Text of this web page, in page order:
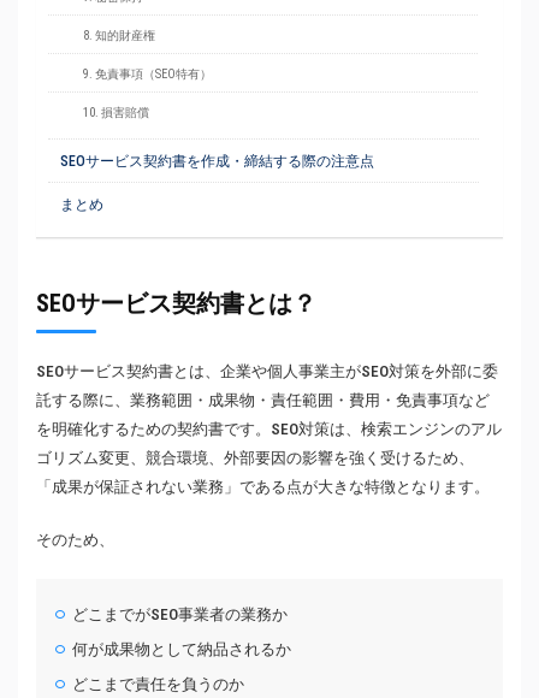
8. 知的財産権
9. 免責事項（SEO特有）
10. 損害賠償
SEOサービス契約書を作成・締結する際の注意点
まとめ
SEOサービス契約書とは？
SEOサービス契約書とは、企業や個人事業主がSEO対策を外部に委
託する際に、業務範囲・成果物・責任範囲・費用・免責事項など
を明確化するための契約書です。SEO対策は、検索エンジンのアル
ゴリズム変更、競合環境、外部要因の影響を強く受けるため、
「成果が保証されない業務」である点が大きな特徴となります。
そのため、
どこまでがSEO事業者の業務か
何が成果物として納品されるか
どこまで責任を負うのか